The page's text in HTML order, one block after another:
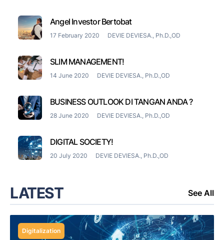
Angel Investor Bertobat
17 February 2020 DEVIE DEVIESA., Ph.D.,OD
SLIM MANAGEMENT!
14 June 2020 DEVIE DEVIESA., Ph.D.,OD
BUSINESS OUTLOOK DI TANGAN ANDA ?
28 June 2020 DEVIE DEVIESA., Ph.D.,OD
DIGITAL SOCIETY!
20 July 2020 DEVIE DEVIESA., Ph.D.,OD
LATEST See All
Digitalization